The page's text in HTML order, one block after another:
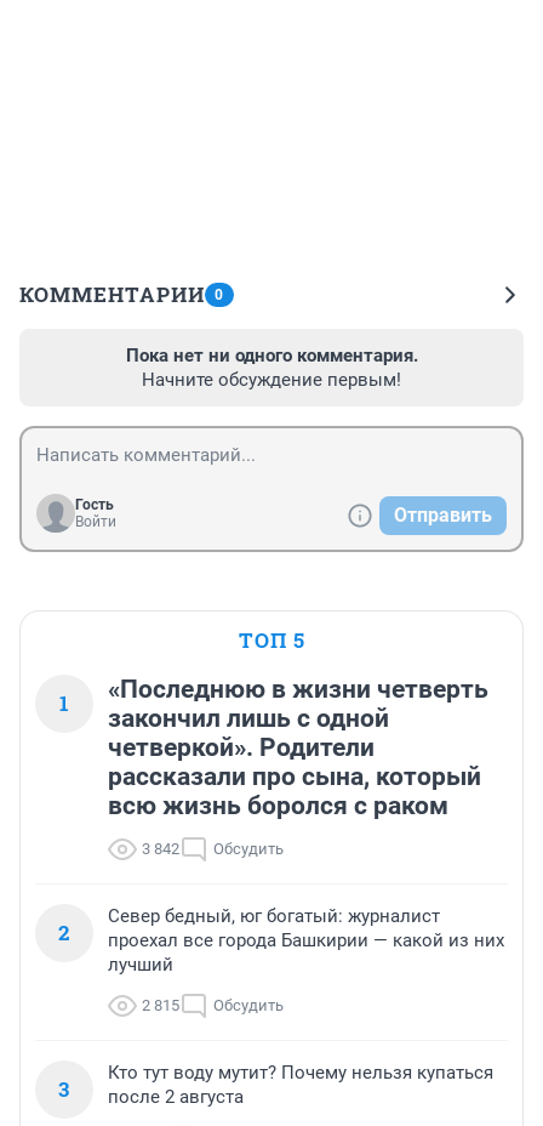
КОММЕНТАРИИ 0
Пока нет ни одного комментария.
Начните обсуждение первым!
Гость
Войти
Отправить
ТОП 5
1
«Последнюю в жизни четверть
закончил лишь с одной
четверкой». Родители
рассказали про сына, который
всю жизнь боролся с раком
3 842 Обсудить
2
Север бедный, юг богатый: журналист
проехал все города Башкирии — какой из них
лучший
2 815 Обсудить
3
Кто тут воду мутит? Почему нельзя купаться
после 2 августа